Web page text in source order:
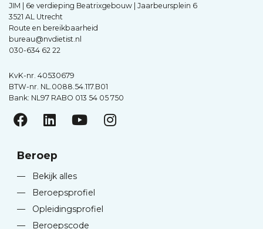
JIM | 6e verdieping Beatrixgebouw | Jaarbeursplein 6
3521 AL Utrecht
Route en bereikbaarheid
bureau@nvdietist.nl
030-634 62 22
KvK-nr. 40530679
BTW-nr. NL.0088.54.117.B01
Bank: NL97 RABO 013 54 05 750
Beroep
—
Bekijk alles
—
Beroepsprofiel
—
Opleidingsprofiel
—
Beroepscode